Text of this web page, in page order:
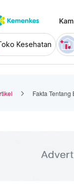
Kesehatan
Fakta Tentang